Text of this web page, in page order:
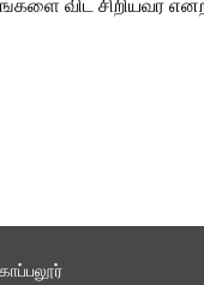
விட சிறியவர்
காப்பலூர்